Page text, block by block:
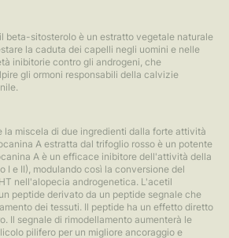
beta-sitosterolo è un estratto vegetale naturale
la caduta dei capelli negli uomini e nelle
inibitorie contro gli androgeni, che
gli ormoni responsabili della calvizie
la miscela di due ingredienti dalla forte attività
A estratta dal trifoglio rosso è un potente
A è un efficace inibitore dell'attività della
I e II), modulando così la conversione del
nell'alopecia androgenetica. L'acetil
peptide derivato da un peptide segnale che
dei tessuti. Il peptide ha un effetto diretto
Il segnale di rimodellamento aumenterà le
pilifero per un migliore ancoraggio e